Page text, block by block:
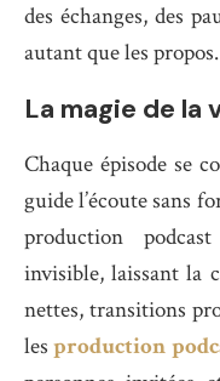
des échanges, des
autant que les propos.
La magie de
Chaque épisode se
guide l’écoute sans
production
invisible, laissant la
nettes, transitions
lesproduction